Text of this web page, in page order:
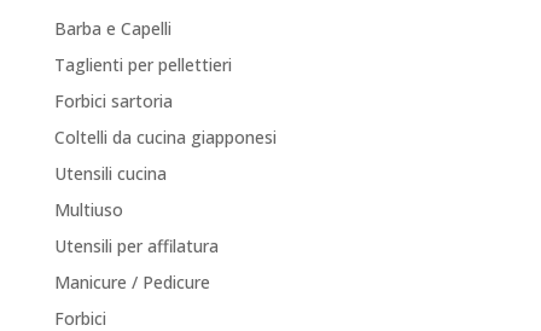
Barba e Capelli
Taglienti per pellettieri
Forbici sartoria
Coltelli da cucina giapponesi
Utensili cucina
Multiuso
Utensili per affilatura
Manicure / Pedicure
Forbici